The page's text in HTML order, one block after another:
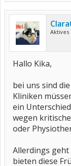
Aktives
Hallo Kika,
bei uns sind
Kliniken
ein
wegen
oder
Allerdings
bieten diese